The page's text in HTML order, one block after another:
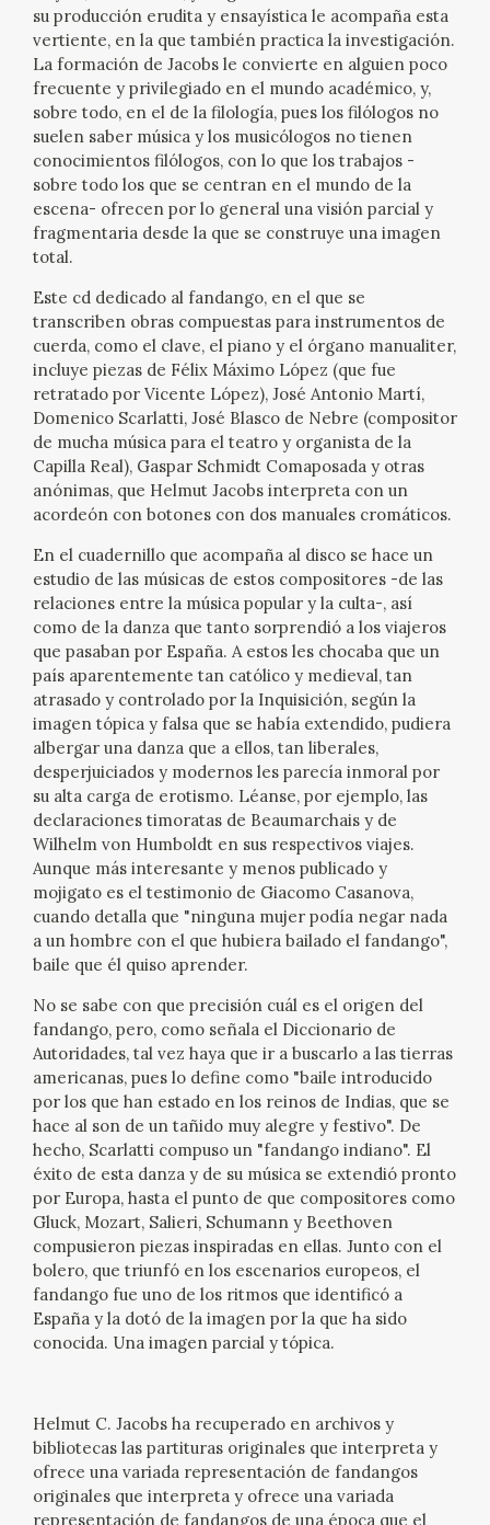
EL VIAJE DE GOYA
CATÁLOGO
PREMIO ARAGÓN GOYA
PUBLICACIONES
ONLINE SHOP
EDUCA
RECURSOS EDUCATIVOS
ARASAAC
su producción erudita y ensayística le acompaña esta
vertiente, en la que también practica la investigación.
La formación de Jacobs le convierte en alguien poco
frecuente y privilegiado en el mundo académico, y,
sobre todo, en el de la filología, pues los filólogos no
suelen saber música y los musicólogos no tienen
conocimientos filólogos, con lo que los trabajos -
sobre todo los que se centran en el mundo de la
escena- ofrecen por lo general una visión parcial y
fragmentaria desde la que se construye una imagen
total.
Este cd dedicado al fandango, en el que se
transcriben obras compuestas para instrumentos de
cuerda, como el clave, el piano y el órgano manualiter,
incluye piezas de Félix Máximo López (que fue
retratado por Vicente López), José Antonio Martí,
Domenico Scarlatti, José Blasco de Nebre (compositor
de mucha música para el teatro y organista de la
Capilla Real), Gaspar Schmidt Comaposada y otras
anónimas, que Helmut Jacobs interpreta con un
acordeón con botones con dos manuales cromáticos.
En el cuadernillo que acompaña al disco se hace un
estudio de las músicas de estos compositores -de las
relaciones entre la música popular y la culta-, así
como de la danza que tanto sorprendió a los viajeros
que pasaban por España. A estos les chocaba que un
país aparentemente tan católico y medieval, tan
atrasado y controlado por la Inquisición, según la
imagen tópica y falsa que se había extendido, pudiera
albergar una danza que a ellos, tan liberales,
desperjuiciados y modernos les parecía inmoral por
su alta carga de erotismo. Léanse, por ejemplo, las
declaraciones timoratas de Beaumarchais y de
Wilhelm von Humboldt en sus respectivos viajes.
Aunque más interesante y menos publicado y
mojigato es el testimonio de Giacomo Casanova,
cuando detalla que "ninguna mujer podía negar nada
a un hombre con el que hubiera bailado el fandango",
baile que él quiso aprender.
No se sabe con que precisión cuál es el origen del
fandango, pero, como señala el Diccionario de
Autoridades, tal vez haya que ir a buscarlo a las tierras
americanas, pues lo define como "baile introducido
por los que han estado en los reinos de Indias, que se
hace al son de un tañido muy alegre y festivo". De
hecho, Scarlatti compuso un "fandango indiano". El
éxito de esta danza y de su música se extendió pronto
por Europa, hasta el punto de que compositores como
Gluck, Mozart, Salieri, Schumann y Beethoven
compusieron piezas inspiradas en ellas. Junto con el
bolero, que triunfó en los escenarios europeos, el
fandango fue uno de los ritmos que identificó a
España y la dotó de la imagen por la que ha sido
conocida. Una imagen parcial y tópica.
Helmut C. Jacobs ha recuperado en archivos y
bibliotecas las partituras originales que interpreta y
ofrece una variada representación de fandangos
originales que interpreta y ofrece una variada
representación de fandangos de una época que el